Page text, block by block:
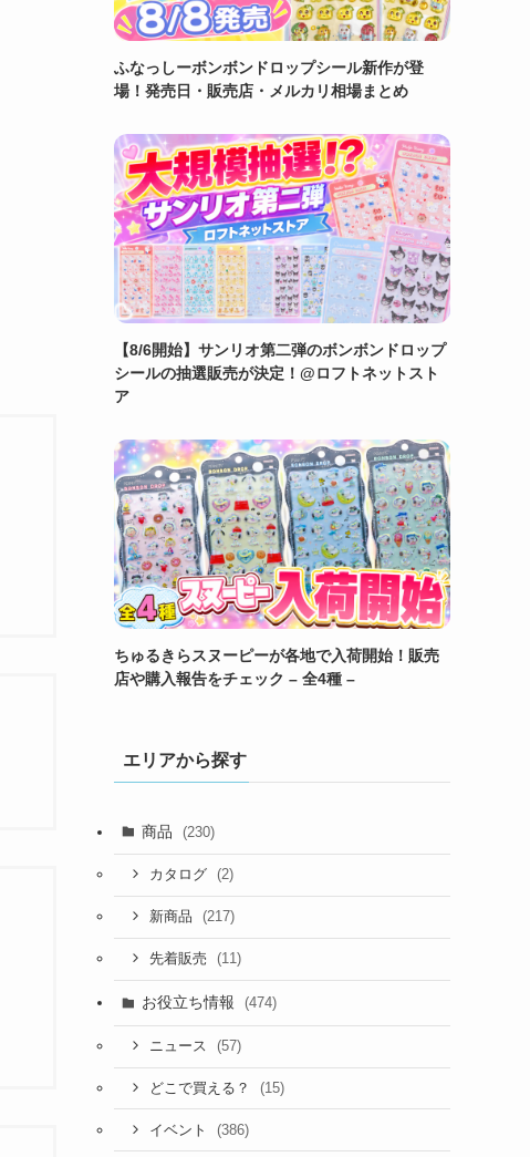
ふなっしーボンボンドロップシール新作が登
場！発売日・販売店・メルカリ相場まとめ
【8/6開始】サンリオ第二弾のボンボンドロップ
シールの抽選販売が決定！@ロフトネットスト
ア
ちゅるきらスヌーピーが各地で入荷開始！販売
店や購入報告をチェック – 全4種 –
エリアから探す
商品 (230)
カタログ (2)
新商品 (217)
先着販売 (11)
お役立ち情報 (474)
ニュース (57)
どこで買える？ (15)
イベント (386)